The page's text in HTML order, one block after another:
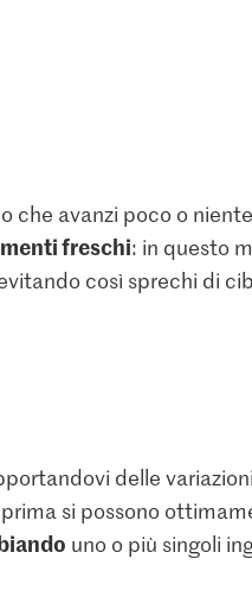
che avanzi poco o
freschi: in questo
così sprechi di
delle
si possono
uno o più singoli